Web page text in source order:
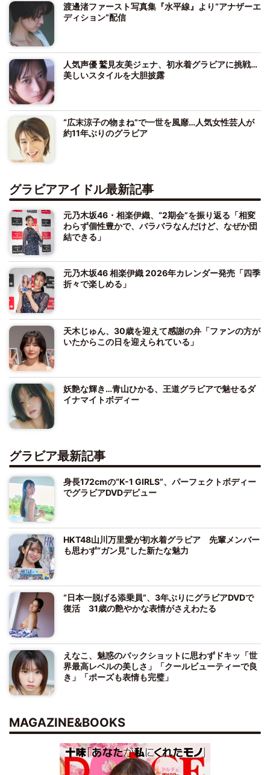
渡邊渚ファースト写真集『水平線』より“アナザーエ
ディション”配信
人気声優 鷲見友美ジェナ、初水着グラビアに挑戦…
美しいスタイルを大胆披露
“広末涼子の物まね”で一世を風靡…人気女性芸人が
約11年ぶりのグラビア
グラビアアイドル最新記事
元乃木坂46・相楽伊織、“2期会”を振り返る「相変
わらず個性豊かで、バラバラなんだけど、なぜか団
結できる」
元乃木坂46 相楽伊織 2026年カレンダー発売「四季
折々で楽しめる」
天木じゅん、30歳を迎えて感謝の弁「ファンの方が
いたからこの日を迎えられている」
妖艶な輝き…青山ひかる、王道グラビアで魅せるダ
イナマイトボディー
グラビア最新記事
身長172cmの“K-1 GIRLS”、パーフェクトボディー
でグラビアDVDデビュー
HKT48山川万里愛が初水着グラビア 先輩メンバー
も思わず“ガン見”した新たな魅力
“日本一脱げる添乗員”、3年ぶりにグラビアDVDで
復活 31歳の艶やかな表情がさえわたる
えなこ、魅惑のバックショットに思わずドキッ「世
界最高レベルの美しさ」「クールビューティーで良
き」「ポーズも表情も完璧」
MAGAZINE&BOOKS